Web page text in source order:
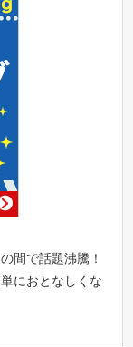
間で話題沸騰！
におとなしくな